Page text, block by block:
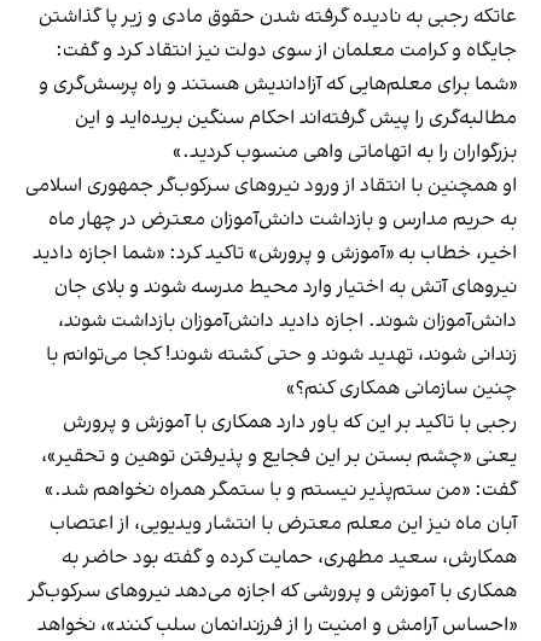
عاتکه رجبی به نادیده گرفته شدن حقوق مادی و زیر پا گذاشتن
جایگاه و کرامت معلمان از سوی دولت نیز انتقاد کرد و گفت:
«شما برای معلم‌هایی که آزاداندیش هستند و راه پرسش‌گری و
مطالبه‌گری را پیش گرفته‌اند احکام سنگین بریده‌اید و این
بزرگواران را به اتهاماتی واهی منسوب کردید.»
او همچنین با انتقاد از ورود نیروهای سرکوب‌گر جمهوری اسلامی
به حریم مدارس و بازداشت دانش‌آموزان معترض در چهار ماه
اخیر، خطاب به «آموزش و پرورش» تاکید کرد: «شما اجازه دادید
نیروهای آتش به اختیار وارد محیط مدرسه شوند و بلای جان
دانش‌آموزان شوند. اجازه دادید دانش‌آموزان بازداشت شوند،
زندانی شوند، تهدید شوند و حتی کشته شوند! کجا می‌توانم با
چنین سازمانی همکاری کنم؟»
رجبی با تاکید بر این که باور دارد همکاری با آموزش و پرورش
یعنی «چشم بستن بر این فجایع و پذیرفتن توهین و تحقیر»،
گفت: «من ستم‌پذیر نیستم و با ستمگر همراه نخواهم شد.»
آبان ماه نیز این معلم معترض با انتشار ویدیویی، از اعتصاب
همکارش، سعید مطهری، حمایت کرده و گفته بود حاضر به
همکاری با آموزش و پرورشی که اجازه می‌دهد نیروهای سرکوب‌گر
«احساس آرامش و امنیت را از فرزندانمان سلب کنند»، نخواهد